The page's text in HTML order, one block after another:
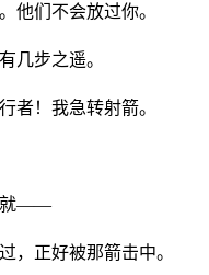
他们不会放过你。
几步之遥。
者！我急转射箭。
就——
，正好被那箭击中。